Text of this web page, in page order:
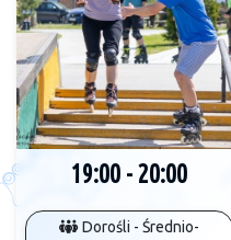
19:00 - 20:00
Dorośli - Średnio-